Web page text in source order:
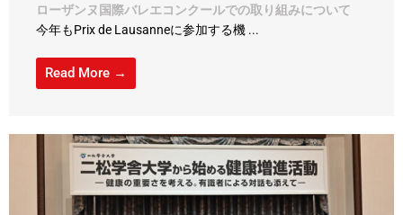
ローザンヌ国際バレエコンクールでの取り組みについて
今年もPrix de Lausanneに参加する機 ...
Read More →